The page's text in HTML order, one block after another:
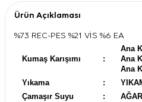
Ürün Açıklaması
%73 REC-PES %21 VİS %6 EA
Kumaş Karışımı :
Ana
Ana
Ana
Yıkama
:
Çamaşır Suyu
: